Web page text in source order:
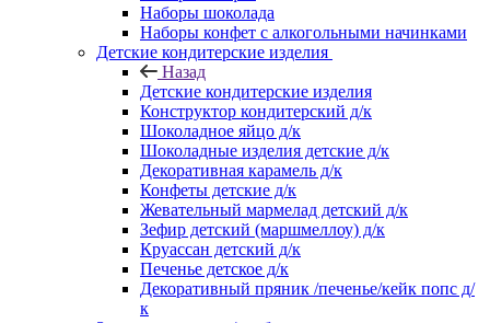
Наборы шоколада
Наборы конфет с алкогольными начинками
Детские кондитерские изделия
Назад
Детские кондитерские изделия
Конструктор кондитерский д/к
Шоколадное яйцо д/к
Шоколадные изделия детские д/к
Декоративная карамель д/к
Конфеты детские д/к
Жевательный мармелад детский д/к
Зефир детский (маршмеллоу) д/к
Круассан детский д/к
Печенье детское д/к
Декоративный пряник /печенье/кейк попс д/
к